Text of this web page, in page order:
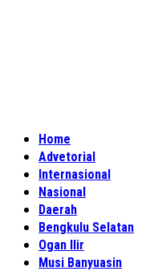
Home
Advetorial
Internasional
Nasional
Daerah
Bengkulu Selatan
Ogan Ilir
Musi Banyuasin